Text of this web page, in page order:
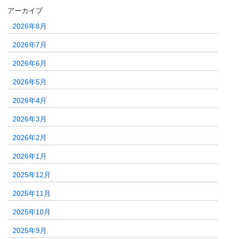
アーカイブ
2026年8月
2026年7月
2026年6月
2026年5月
2026年4月
2026年3月
2026年2月
2026年1月
2025年12月
2025年11月
2025年10月
2025年9月